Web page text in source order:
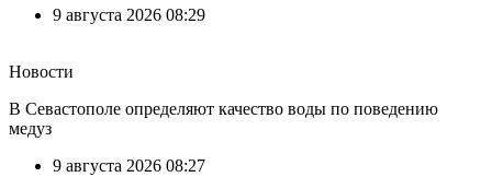
9 августа 2026 08:29
Новости
В Севастополе определяют качество воды по поведению
медуз
9 августа 2026 08:27